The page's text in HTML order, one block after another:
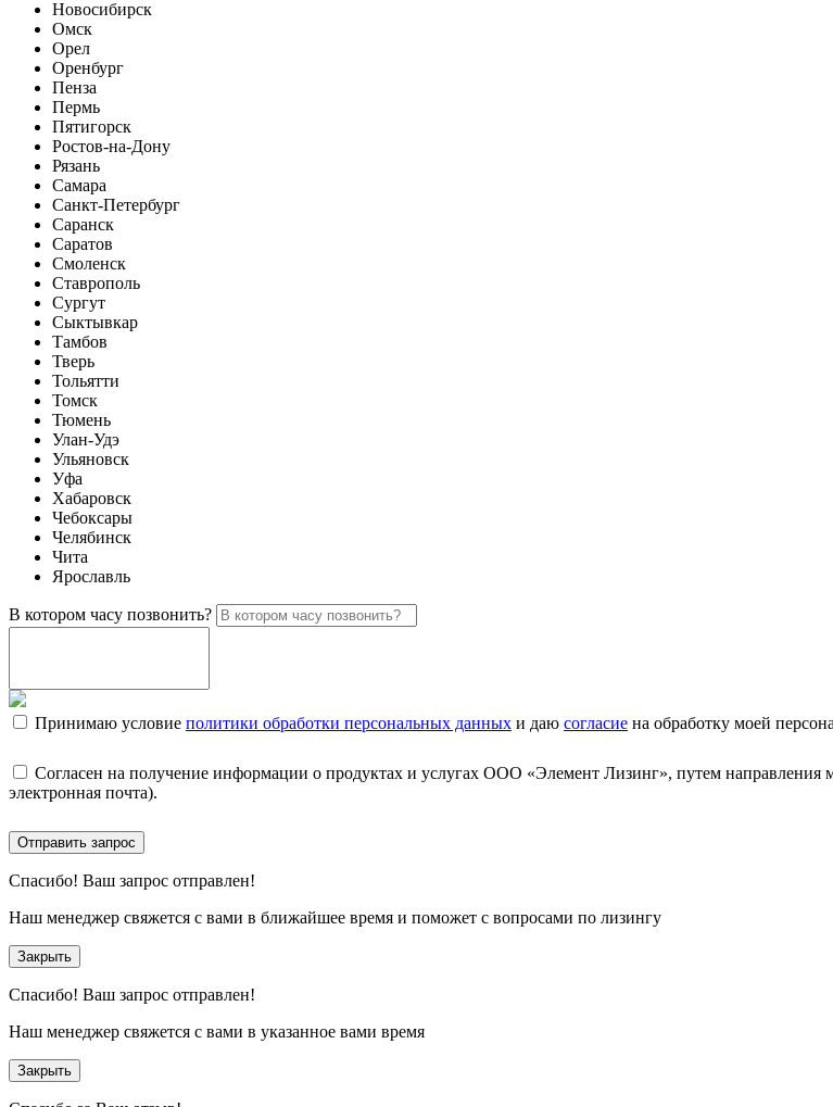
Новосибирск
Омск
Орел
Оренбург
Пенза
Пермь
Пятигорск
Ростов-на-Дону
Рязань
Самара
Санкт-Петербург
Саранск
Саратов
Смоленск
Ставрополь
Сургут
Сыктывкар
Тамбов
Тверь
Тольятти
Томск
Тюмень
Улан-Удэ
Ульяновск
Уфа
Хабаровск
Чебоксары
Челябинск
Чита
Ярославль
В котором часу позвонить?
Принимаю условие политики обработки персональных данных и даю согласие на обработку моей
Согласен на получение информации о продуктах и услугах ООО «Элемент Лизинг», путем
электронная почта).
Отправить запрос
Спасибо! Ваш запрос отправлен!
Наш менеджер свяжется с вами в ближайшее время и поможет с вопросами по лизингу
Закрыть
Спасибо! Ваш запрос отправлен!
Наш менеджер свяжется с вами в указанное вами время
Закрыть